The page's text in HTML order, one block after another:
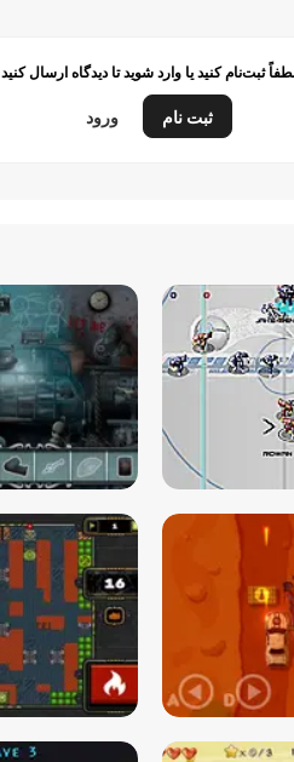
ثبت‌نام کنید یا وارد شوید تا دیدگاه ارسال کنید
ثبت نام ورود